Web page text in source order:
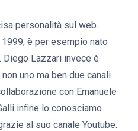
personalità sul web.
è per esempio nato
Diego Lazzari invece è
uno ma ben due canali
con Emanuele
infine lo conosciamo
al suo canale Youtube.